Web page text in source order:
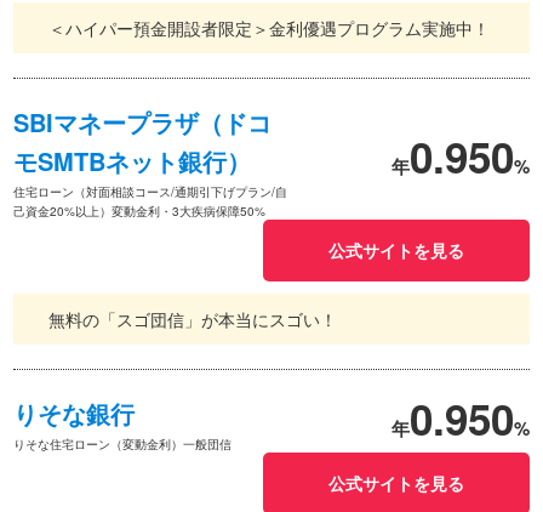
＜ハイパー預金開設者限定＞金利優遇プログラム実施中！
SBIマネープラザ（ドコ
モSMTBネット銀行）
住宅ローン（対面相談コース/通期引下げプラン/自
己資金20%以上）変動金利・3大疾病保障50%
年0.950%
公式サイトを見る
無料の「スゴ団信」が本当にスゴい！
りそな銀行
りそな住宅ローン（変動金利）一般団信
年0.950%
公式サイトを見る